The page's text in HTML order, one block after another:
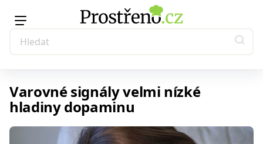
Varovné signály velmi nízké
hladiny dopaminu